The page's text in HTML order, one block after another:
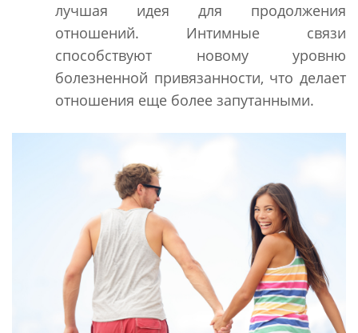
лучшая идея для продолжения
отношений. Интимные связи
способствуют новому уровню
болезненной привязанности, что делает
отношения еще более запутанными.